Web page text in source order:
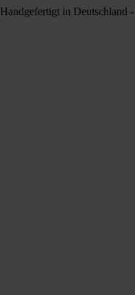
Handgefertigt in Deutschland